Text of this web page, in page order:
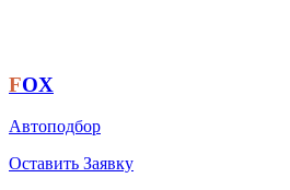
FOX
Автоподбор
Оставить Заявку